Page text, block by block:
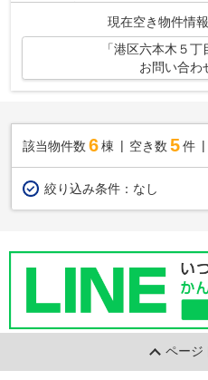
現在空き物件情
「港区六本木５
お問い合わ
該当物件数 6棟 空き数 5 件
絞り込み条件： なし
ページ